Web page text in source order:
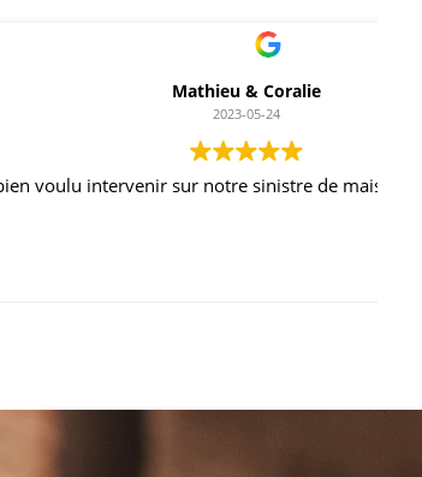
Je recommande